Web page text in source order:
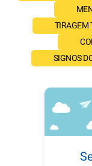
TIRAGEM
SIGNOS